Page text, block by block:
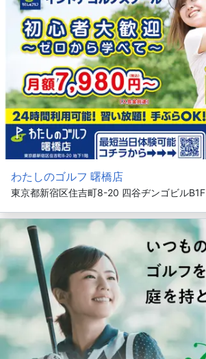
わたしのゴルフ 曙橋店
東京都新宿区住吉町8-20 四谷ヂンゴビルB1F